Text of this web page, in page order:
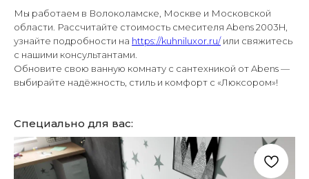
Мы работаем в Волоколамске, Москве и Московской
области. Рассчитайте стоимость смесителя Abens 2003H,
узнайте подробности на https://kuhniluxor.ru/или свяжитесь
с нашими консультантами.
Обновите свою ванную комнату с сантехникой от Abens —
выбирайте надёжность, стиль и комфорт с «Люксором»!
Специально для вас: